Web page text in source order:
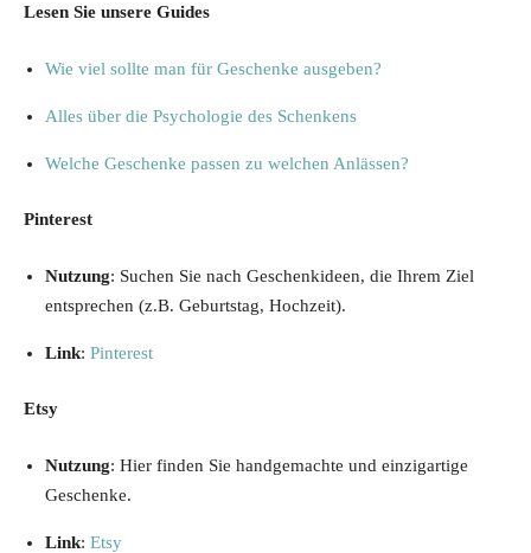
Lesen Sie unsere Guides
Wie viel sollte man für Geschenke ausgeben?
Alles über die Psychologie des Schenkens
Welche Geschenke passen zu welchen Anlässen?
Pinterest
Nutzung: Suchen Sie nach Geschenkideen, die Ihrem Ziel
entsprechen (z.B. Geburtstag, Hochzeit).
Link: Pinterest
Etsy
Nutzung: Hier finden Sie handgemachte und einzigartige
Geschenke.
Link: Etsy